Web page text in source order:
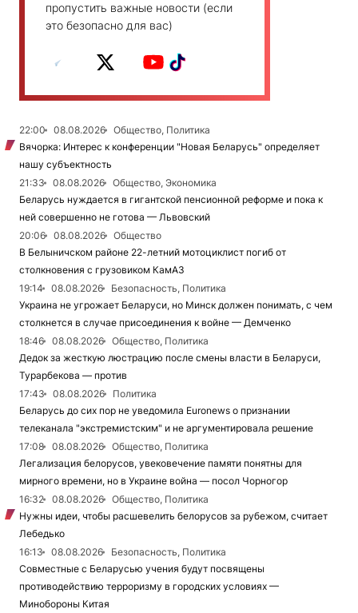
пропустить важные новости (если
это безопасно для вас)
22:00 08.08.2026
Общество, Политика
Вячорка: Интерес к конференции "Новая Беларусь" определяет
нашу субъектность
21:33
08.08.2026
Общество, Экономика
Беларусь нуждается в гигантской пенсионной реформе и пока к
ней совершенно не готова — Львовский
20:06
08.08.2026
Общество
В Белыничском районе 22-летний мотоциклист погиб от
столкновения с грузовиком КамАЗ
19:14
08.08.2026
Безопасность, Политика
Украина не угрожает Беларуси, но Минск должен понимать, с чем
столкнется в случае присоединения к войне — Демченко
18:46
08.08.2026
Общество, Политика
Дедок за жесткую люстрацию после смены власти в Беларуси,
Турарбекова — против
17:43
08.08.2026
Политика
Беларусь до сих пор не уведомила Euronews о признании
телеканала "экстремистским" и не аргументировала решение
17:08
08.08.2026
Общество, Политика
Легализация белорусов, увековечение памяти понятны для
мирного времени, но в Украине война — посол Чорногор
16:32
08.08.2026
Общество, Политика
Нужны идеи, чтобы расшевелить белорусов за рубежом, считает
Лебедько
16:13
08.08.2026
Безопасность, Политика
Совместные с Беларусью учения будут посвящены
противодействию терроризму в городских условиях —
Минобороны Китая